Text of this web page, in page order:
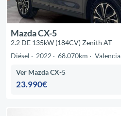
Mazda CX-5
2.2 DE 135kW (184CV) Zenith AT
Diésel
2022 68.070km Valencia
Ver Mazda CX-5
23.990€